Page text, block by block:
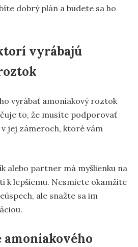
dobrý plán a budete sa ho
vyrábajú
vyrábať amoniakový roztok
to, že musíte podporovať
v jej zámeroch, ktoré vám
alebo partner má myšlienku na
k lepšiemu. Nesmiete okamžite
ale snažte sa im
amoniakového